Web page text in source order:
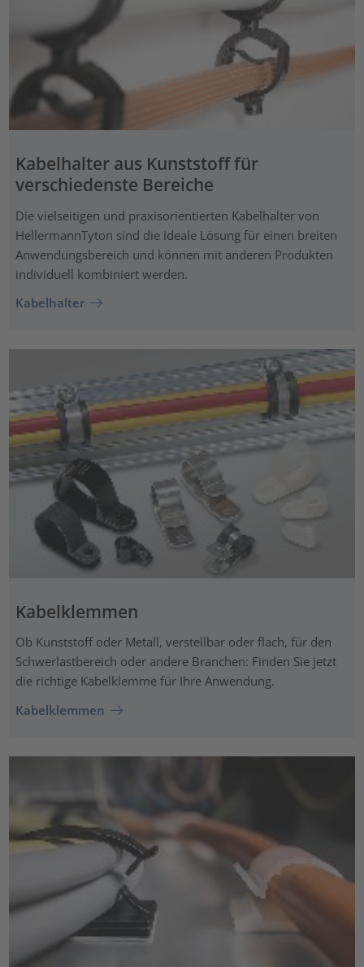
Kabelhalter aus Kunststoff für
verschiedenste Bereiche
Die vielseitigen und praxisorientierten Kabelhalter von
HellermannTyton sind die ideale Lösung für einen breiten
Anwendungsbereich und können mit anderen Produkten
individuell kombiniert werden.
Kabelhalter
Kabelklemmen
Ob Kunststoff oder Metall, verstellbar oder flach, für den
Schwerlastbereich oder andere Branchen: Finden Sie jetzt
die richtige Kabelklemme für Ihre Anwendung.
Kabelklemmen